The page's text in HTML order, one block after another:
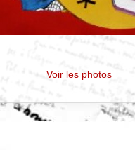
Voir les photos